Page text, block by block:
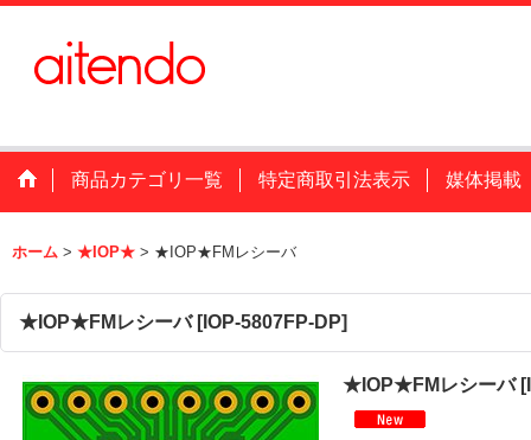
商品カテゴリ一覧 特定商取引法表示 媒体掲載
ホーム > ★IOP★ > ★IOP★FMレシーバ
★IOP★FMレシーバ [IOP-5807FP-DP]
★IOP★FMレシーバ [